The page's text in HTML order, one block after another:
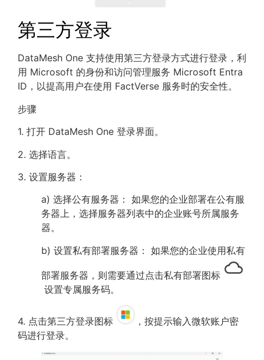
第三方登录
DataMesh One 支持使用第三方登录方式进行登录，利
用 Microsoft 的身份和访问管理服务 Microsoft Entra
ID，以提高用户在使用 FactVerse 服务时的安全性。
步骤
1. 打开 DataMesh One 登录界面。
2. 选择语言。
3. 设置服务器：
a) 选择公有服务器： 如果您的企业部署在公有服
务器上，选择服务器列表中的企业账号所属服务
器。
b) 设置私有部署服务器： 如果您的企业使用私有
部署服务器，则需要通过点击私有部署图标
设置专属服务码。
4. 点击第三方登录图标
，按提示输入微软账户密
码进行登录。